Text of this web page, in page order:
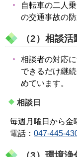
自転車の二人
の交通事故の
（2）相談活
相談者の対応
できるだけ継
めています。
相談日
毎週月曜日から金
電話： 047-445-